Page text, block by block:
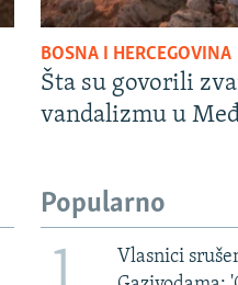
BOSNA I HERCEGOVINA
Šta su govorili
vandalizmu u
Popularno
Vlasnici